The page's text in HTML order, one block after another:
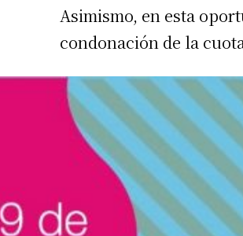
Asimismo, en esta
condonación de la